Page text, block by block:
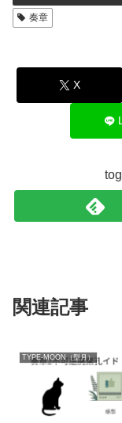
奏章
X
関連記事
TYPE-MOON（型月）